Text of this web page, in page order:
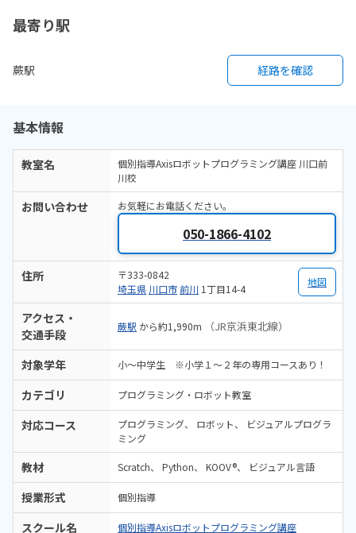
最寄り駅
蕨駅 経路を確認
基本情報
教室名
個別指導Axisロボットプログラミング講座 川口前
川校
お問い合わせ お気軽にお電話ください。
050-1866-4102
住所
〒333-0842
埼玉県 川口市 前川 1丁目14-4
地図
アクセス・
交通手段
蕨駅 から約1,990m （JR京浜東北線）
対象学年 小～中学生 ※小学１～２年の専用コースあり！
カテゴリ プログラミング・ロボット教室
対応コース プログラミング ロボット
ビジュアルプログラ
ミング
教材 Scratch Python KOOV® ビジュアル言語
授業形式 個別指導
スクール名 個別指導Axisロボットプログラミング講座